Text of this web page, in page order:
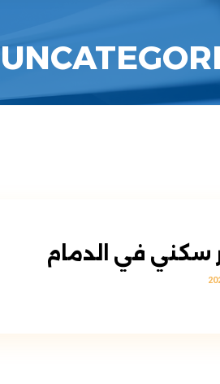
سكني في الدمام